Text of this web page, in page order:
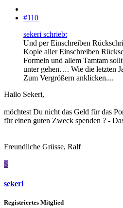
#110
sekeri schrieb:
Und per Einschreiben
Kopie aller Einschreiben
Formeln und allem Tamtam
unter gehen…. Wie die letzten
Zum Vergrößern anklicken....
Hallo Sekeri,
möchtest Du nicht das Geld für das
für einen guten Zweck spenden ? -
Freundliche Grüsse, Ralf
S
sekeri
Registriertes Mitglied